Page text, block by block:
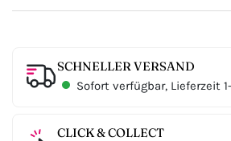
SCHNELLER VERSAND
Sofort verfügbar, Lieferzeit
CLICK & COLLECT